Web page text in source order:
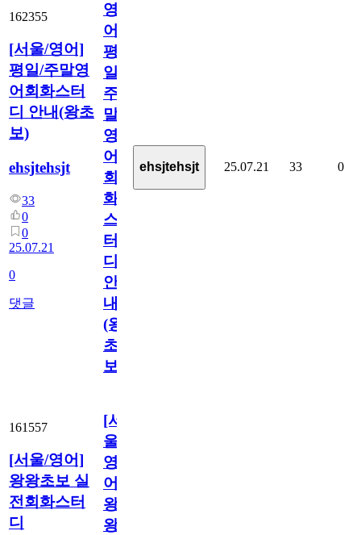
162355
[서울/영어]
평일/주말영
어회화스터
디 안내(왕초
보)
ehsjtehsjt
33
0
0
25.07.21
0
댓글
영
어]
평
일/
주
말
영
어
회
화
스
터
디
안
내
(왕
초
보)
ehsjtehsjt 25.07.21 33 0
161557
[서울/영어]
왕왕초보 실
전회화스터
디
[서
울/
영
어]
왕
왕